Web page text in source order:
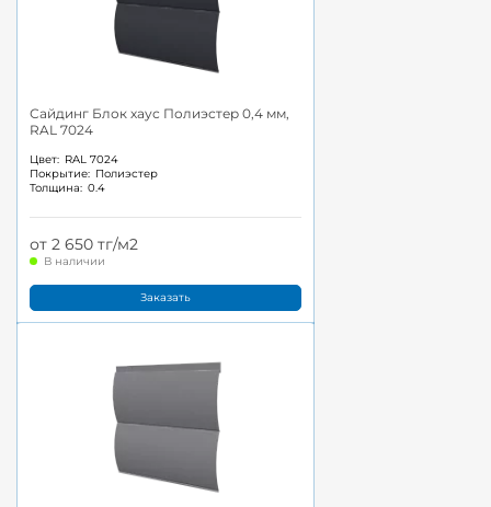
Сайдинг Блок хаус Полиэстер 0,4 мм,
RAL 7024
Цвет: RAL 7024
Покрытие: Полиэстер
Толщина: 0.4
от 2 650 тг/м2
В наличии
Заказать